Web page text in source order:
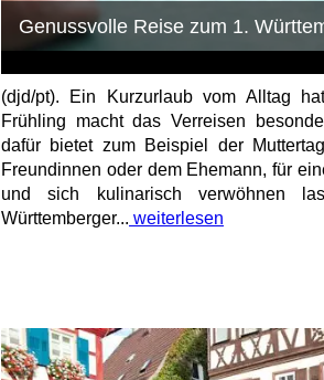
Genussvolle Reise zum 1.
(djd/pt). Ein Kurzurlaub vom Alltag
Frühling macht das Verreisen
dafür bietet zum Beispiel der
Freundinnen oder dem Ehemann, für
und sich kulinarisch verwöhnen
Württemberger... weiterlesen